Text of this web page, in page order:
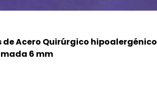
de Acero Quirúrgico hipoalergénico
6 mm